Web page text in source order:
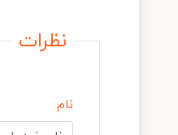
نظرات
نام